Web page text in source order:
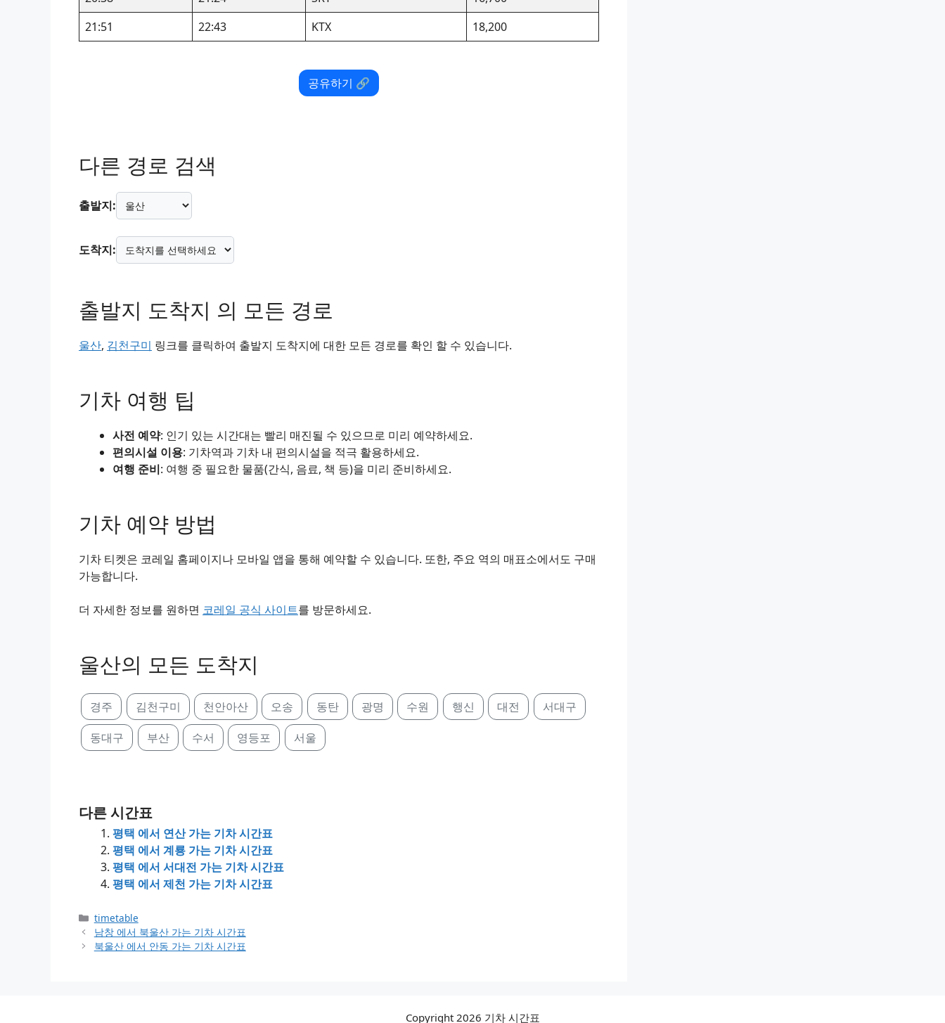
21:51
22:43 KTX 18,200
공유하기 🔗
다른 경로 검색
출발지:
도착지:
출발지 도착지 의 모든 경로
울산, 김천구미 링크를 클릭하여 출발지 도착지에 대한 모든 경로를 확인 할 수 있습니다.
기차 여행 팁
사전 예약: 인기 있는 시간대는 빨리 매진될 수 있으므로 미리 예약하세요.
편의시설 이용: 기차역과 기차 내 편의시설을 적극 활용하세요.
여행 준비: 여행 중 필요한 물품(간식, 음료, 책 등)을 미리 준비하세요.
기차 예약 방법
기차 티켓은 코레일 홈페이지나 모바일 앱을 통해 예약할 수 있습니다. 또한, 주요 역의 매표소에서도 구매
가능합니다.
더 자세한 정보를 원하면 코레일 공식 사이트를 방문하세요.
울산의 모든 도착지
경주 김천구미 천안아산 오송 동탄 광명 수원 행신 대전 서대구
동대구 부산 수서 영등포 서울
다른 시간표
평택 에서 연산 가는 기차 시간표
평택 에서 계룡 가는 기차 시간표
평택 에서 서대전 가는 기차 시간표
평택 에서 제천 가는 기차 시간표
Categories
timetable
남창 에서 북울산 가는 기차 시간표
북울산 에서 안동 가는 기차 시간표
Copyright 2026 기차 시간표